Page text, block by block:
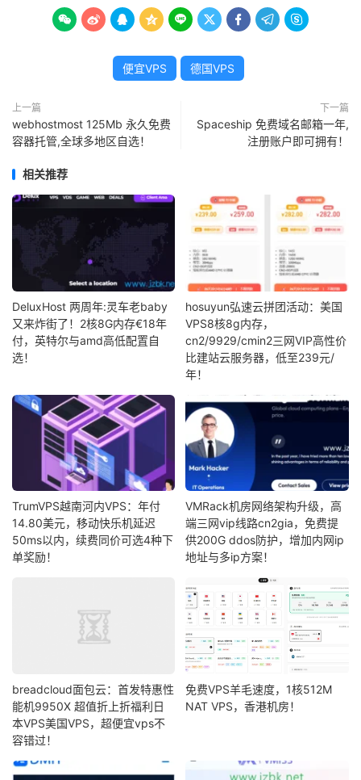
        
便宜VPS 德国VPS
上一篇
webhostmost 125Mb 永久免费
容器托管,全球多地区自选！
下一篇
Spaceship 免费域名邮箱一年,
注册账户即可拥有！
相关推荐
DeluxHost 两周年:灵车老baby
又来炸街了！2核8G内存€18年
付，英特尔与amd高低配置自
选！
hosuyun弘速云拼团活动：美国
VPS8核8g内存，
cn2/9929/cmin2三网VIP高性价
比建站云服务器，低至239元/
年！
TrumVPS越南河内VPS：年付
14.80美元，移动快乐机延迟
50ms以内，续费同价可选4种下
单奖励！
VMRack机房网络架构升级，高
端三网vip线路cn2gia，免费提
供200G ddos防护，增加内网ip
地址与多ip方案！
breadcloud面包云：首发特惠性
能机9950X 超值折上折福利日
本VPS美国VPS，超便宜vps不
容错过！
免费VPS羊毛速度，1核512M
NAT VPS，香港机房！